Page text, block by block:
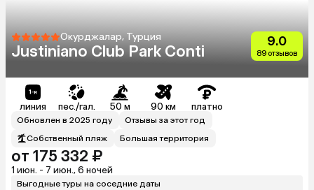
Окурджалар, Турция
Justiniano Club Park Conti
9.0
89 отзывов
линия пес./гал. 50 м 90 км платно
Обновлен в 2025 году
Отзывы за этот год
Собственный пляж
Большая территория
от 175 332 ₽
1 июн. - 7 июн., 6 ночей
Выгодные туры на соседние даты